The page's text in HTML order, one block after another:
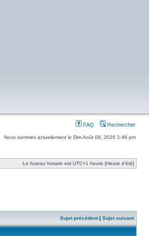
FAQ Rechercher
Nous sommes actuellement le Dim Août 09, 2026 2:48 pm
Le fuseau horaire est UTC+1 heure [Heure d’été]
Sujet précédent| Sujet suivant